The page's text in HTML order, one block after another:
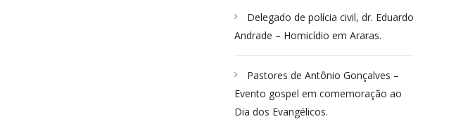
Delegado de polícia civil, dr. Eduardo
Andrade – Homicídio em Araras.
Pastores de Antônio Gonçalves –
Evento gospel em comemoração ao
Dia dos Evangélicos.